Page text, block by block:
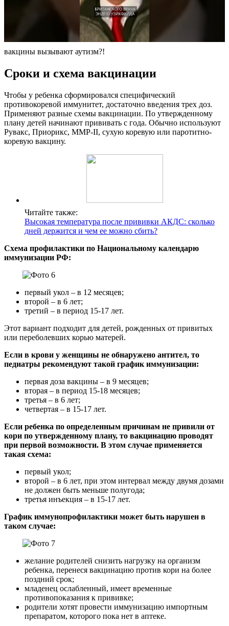
вакцины вызывают аутизм?!
Сроки и схема вакцинации
Чтобы у ребенка сформировался специфический
противокоревой иммунитет, достаточно введения трех доз.
Применяют разные схемы вакцинации. По утвержденному
плану детей начинают прививать с года. Обычно используют
Рувакс, Приорикс, ММР-II, сухую коревую или паротитно-
коревую вакцину.
Читайте также:
Высокая температура после прививки АКДС: сколько
дней держится и чем ее можно сбить?
Схема профилактики по Национальному календарю
иммунизации РФ:
первый укол – в 12 месяцев;
второй – в 6 лет;
третий – в период 15-17 лет.
Этот вариант подходит для детей, рожденных от привитых
или переболевших корью матерей.
Если в крови у женщины не обнаружено антител, то
педиатры рекомендуют такой график иммунизации:
первая доза вакцины – в 9 месяцев;
вторая – в период 15-18 месяцев;
третья – в 6 лет;
четвертая – в 15-17 лет.
Если ребенка по определенным причинам не привили от
кори по утвержденному плану, то вакцинацию проводят
при первой возможности. В этом случае применяется
такая схема:
первый укол;
второй – в 6 лет, при этом интервал между двумя дозами
не должен быть меньше полугода;
третья инъекция – в 15-17 лет.
График иммунопрофилактики может быть нарушен в
таком случае:
желание родителей снизить нагрузку на организм
ребенка, перенеся вакцинацию против кори на более
поздний срок;
младенец ослабленный, имеет временные
противопоказания к прививке;
родители хотят провести иммунизацию импортным
препаратом, которого пока нет в аптеке.